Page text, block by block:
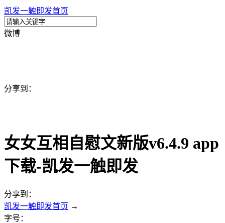
凯发一触即发首页
微博
分享到：
女女互相自慰文新版v6.4.9 app
下载-凯发一触即发
分享到：
凯发一触即发首页 →
字号：